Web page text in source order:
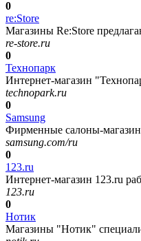
0
re:Store
Магазины Re:Store
re-store.ru
0
Технопарк
Интернет-магазин
technopark.ru
0
Samsung
Фирменные салоны-
samsung.com/ru
0
123.ru
Интернет-магазин 123.ru
123.ru
0
Нотик
Магазины "Нотик"